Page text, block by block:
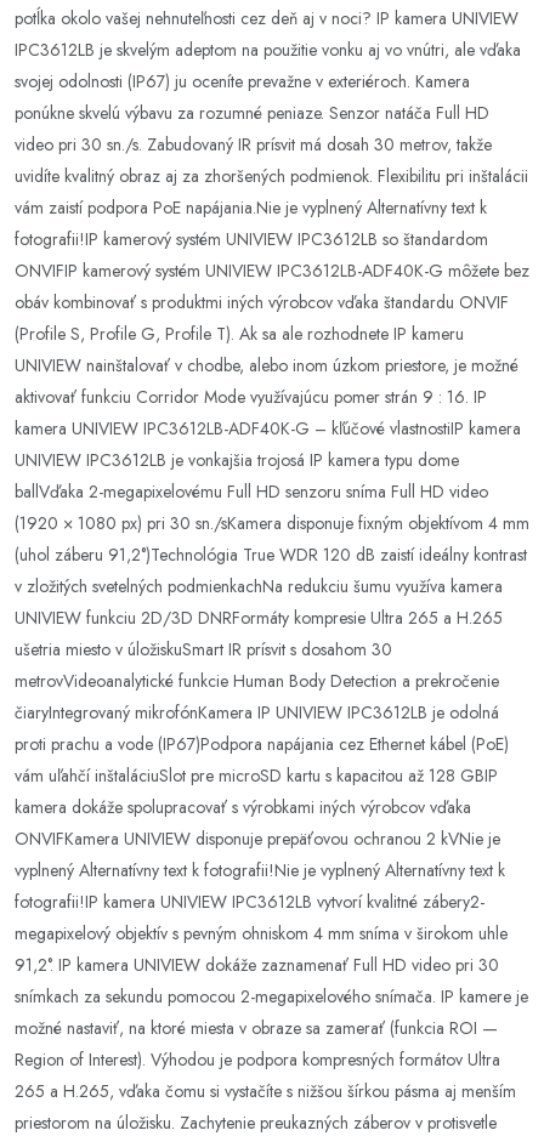
potĺka okolo vašej nehnuteľnosti cez deň aj v noci? IP kamera UNIVIEW
IPC3612LB je skvelým adeptom na použitie vonku aj vo vnútri, ale vďaka
svojej odolnosti (IP67) ju oceníte prevažne v exteriéroch. Kamera
ponúkne skvelú výbavu za rozumné peniaze. Senzor natáča Full HD
video pri 30 sn./s. Zabudovaný IR prísvit má dosah 30 metrov, takže
uvidíte kvalitný obraz aj za zhoršených podmienok. Flexibilitu pri inštalácii
vám zaistí podpora PoE napájania.Nie je vyplnený Alternatívny text k
fotografii!IP kamerový systém UNIVIEW IPC3612LB so štandardom
ONVIFIP kamerový systém UNIVIEW IPC3612LB-ADF40K-G môžete bez
obáv kombinovať s produktmi iných výrobcov vďaka štandardu ONVIF
(Profile S, Profile G, Profile T). Ak sa ale rozhodnete IP kameru
UNIVIEW nainštalovať v chodbe, alebo inom úzkom priestore, je možné
aktivovať funkciu Corridor Mode využívajúcu pomer strán 9 : 16. IP
kamera UNIVIEW IPC3612LB-ADF40K-G – kľúčové vlastnostiIP kamera
UNIVIEW IPC3612LB je vonkajšia trojosá IP kamera typu dome
ballVďaka 2-megapixelovému Full HD senzoru sníma Full HD video
(1920 × 1080 px) pri 30 sn./sKamera disponuje fixným objektívom 4 mm
(uhol záberu 91,2°)Technológia True WDR 120 dB zaistí ideálny kontrast
v zložitých svetelných podmienkachNa redukciu šumu využíva kamera
UNIVIEW funkciu 2D/3D DNRFormáty kompresie Ultra 265 a H.265
ušetria miesto v úložiskuSmart IR prísvit s dosahom 30
metrovVideoanalytické funkcie Human Body Detection a prekročenie
čiaryIntegrovaný mikrofónKamera IP UNIVIEW IPC3612LB je odolná
proti prachu a vode (IP67)Podpora napájania cez Ethernet kábel (PoE)
vám uľahčí inštaláciuSlot pre microSD kartu s kapacitou až 128 GBIP
kamera dokáže spolupracovať s výrobkami iných výrobcov vďaka
ONVIFKamera UNIVIEW disponuje prepäťovou ochranou 2 kVNie je
vyplnený Alternatívny text k fotografii!Nie je vyplnený Alternatívny text k
fotografii!IP kamera UNIVIEW IPC3612LB vytvorí kvalitné zábery2-
megapixelový objektív s pevným ohniskom 4 mm sníma v širokom uhle
91,2°. IP kamera UNIVIEW dokáže zaznamenať Full HD video pri 30
snímkach za sekundu pomocou 2-megapixelového snímača. IP kamere je
možné nastaviť, na ktoré miesta v obraze sa zamerať (funkcia ROI —
Region of Interest). Výhodou je podpora kompresných formátov Ultra
265 a H.265, vďaka čomu si vystačíte s nižšou šírkou pásma aj menším
priestorom na úložisku. Zachytenie preukazných záberov v protisvetle